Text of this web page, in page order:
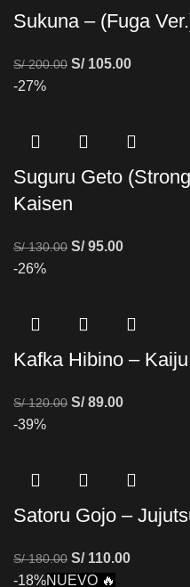
Sukuna – (Fuga
S/200.00 S/105.00
-27%
Suguru Geto
Kaisen
S/130.00 S/95.00
-26%
Kafka Hibino –
S/120.00 S/89.00
-39%
Satoru Gojo –
S/180.00 S/110.00
-18%NUEVO 🔥